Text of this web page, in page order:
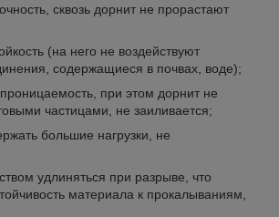
сквозь дорнит не прорастают
(на него не воздействуют
содержащиеся в почвах, воде);
при этом дорнит не
частицами, не заиливается;
большие нагрузки, не
удлиняться при разрыве, что
материала к прокалываниям,